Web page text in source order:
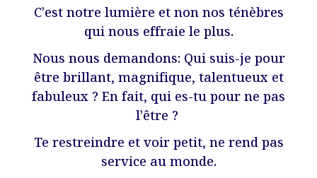
C’est notre lumière et non nos ténèbres
qui nous effraie le plus.
Nous nous demandons: Qui suis-je pour
être brillant, magnifique, talentueux et
fabuleux ? En fait, qui es-tu pour ne pas
l’être ?
Te restreindre et voir petit, ne rend pas
service au monde.